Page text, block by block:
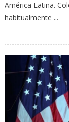
América Latina.
habitualmente ...